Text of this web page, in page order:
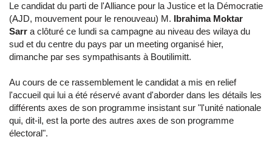
Le candidat du parti de l'Alliance pour la Justice et la Démocratie
(AJD, mouvement pour le renouveau) M. Ibrahima Moktar
Sarr a clôturé ce lundi sa campagne au niveau des wilaya du
sud et du centre du pays par un meeting organisé hier,
dimanche par ses sympathisants à Boutilimitt.
Au cours de ce rassemblement le candidat a mis en relief
l'accueil qui lui a été réservé avant d'aborder dans les détails les
différents axes de son programme insistant sur "l'unité nationale
qui, dit-il, est la porte des autres axes de son programme
électoral".